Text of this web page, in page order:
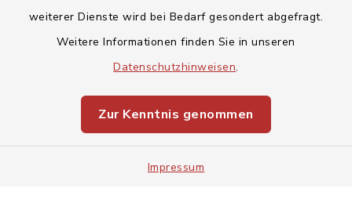
weiterer Dienste wird bei Bedarf gesondert abgefragt.
Weitere Informationen finden Sie in unseren
Datenschutzhinweisen.
Zur Kenntnis genommen
Impressum
Barrierefreiheit
Impressum
Sitemap
Cookie-Einstellungen